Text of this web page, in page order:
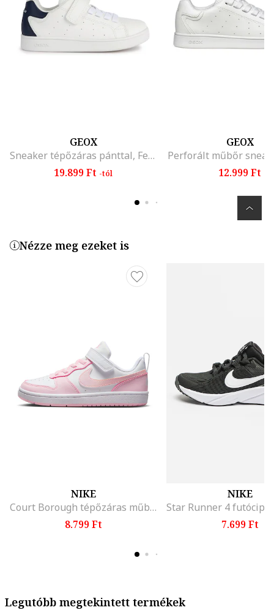
GEOX
Sneaker tépőzáras pánttal, Fehér/Tengerészkék
19.899 Ft -tól
GEOX
Perforált műbőr
12.999 Ft
Nézze meg ezeket is
NIKE
Court Borough tépőzáras műbőr sneaker, Fehér/Rózsaszín
8.799 Ft
NIKE
7.699 Ft
Legutóbb megtekintett termékek